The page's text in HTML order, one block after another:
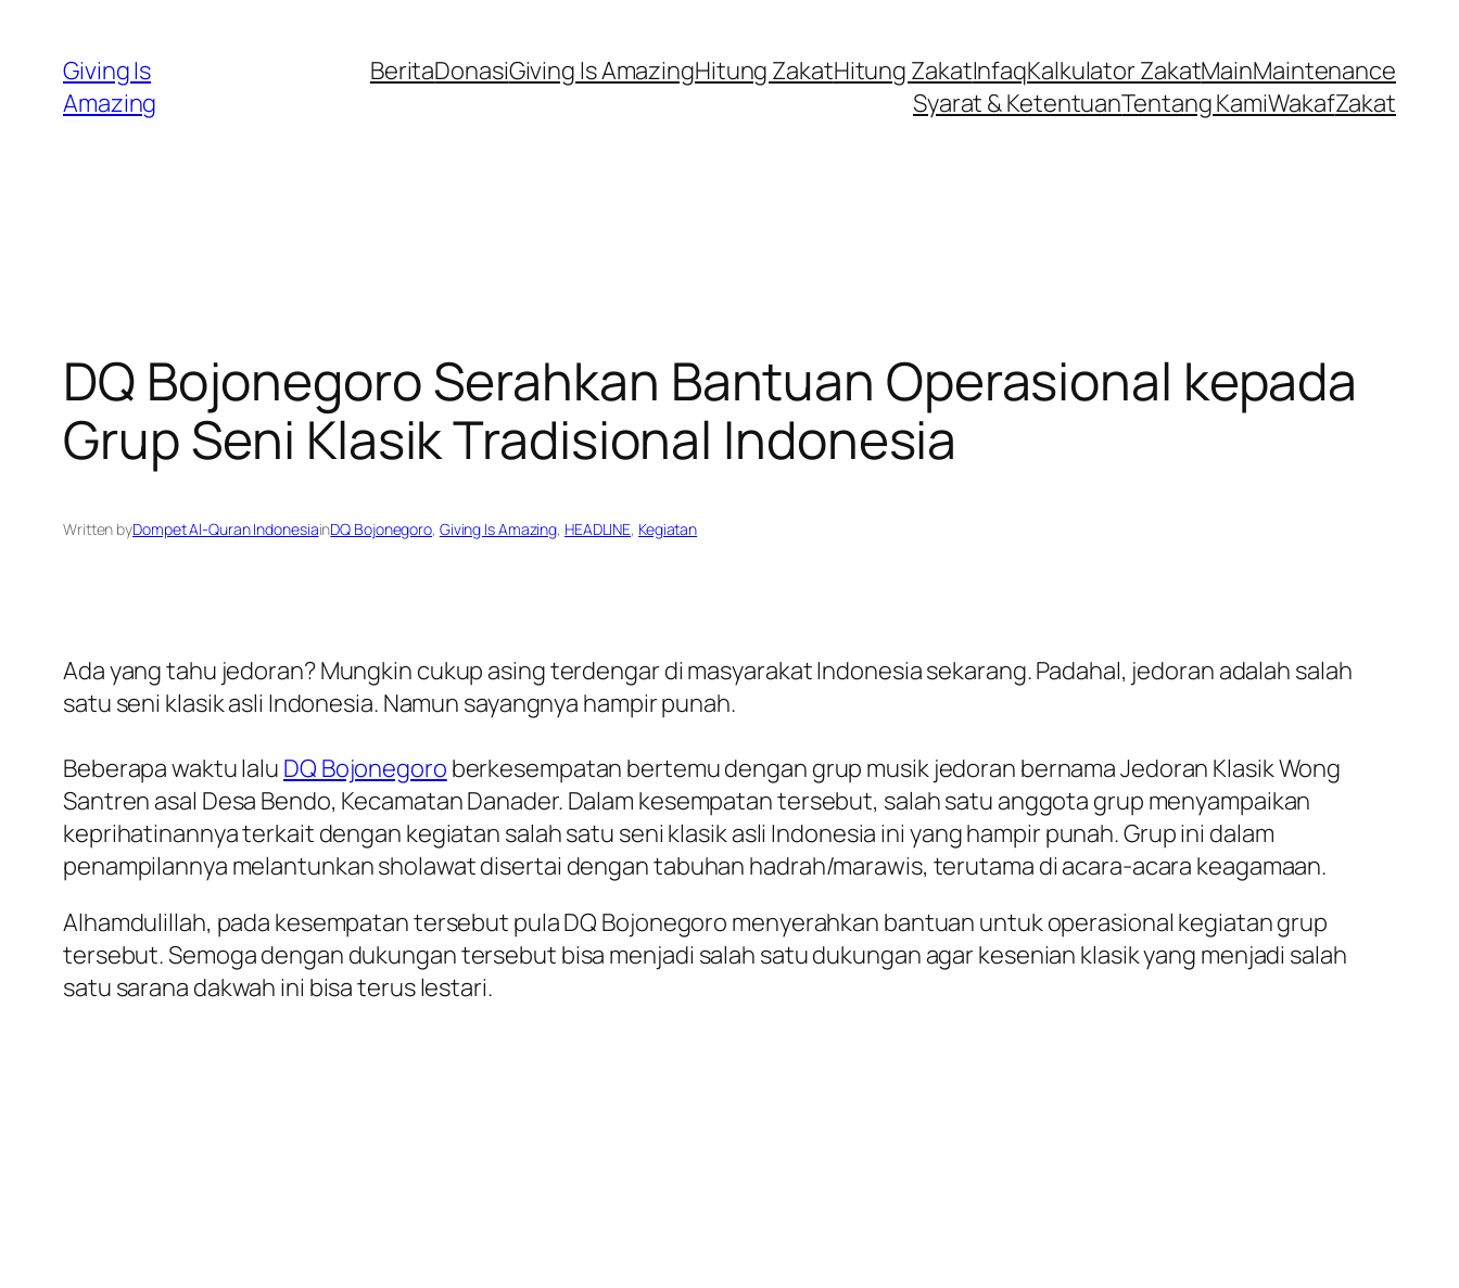
content
Giving Is
Amazing
BeritaDonasiGiving Is AmazingHitung ZakatHitung ZakatInfaqKalkulator ZakatMainMaintenance
Syarat & KetentuanTentang KamiWakafZakat
DQ Bojonegoro Serahkan Bantuan Operasional kepada
Grup Seni Klasik Tradisional Indonesia
Written byDompet Al-Quran IndonesiainDQ Bojonegoro, Giving Is Amazing, HEADLINE, Kegiatan
Ada yang tahu jedoran? Mungkin cukup asing terdengar di masyarakat Indonesia sekarang. Padahal, jedoran adalah salah
satu seni klasik asli Indonesia. Namun sayangnya hampir punah.
Beberapa waktu lalu DQ Bojonegoro berkesempatan bertemu dengan grup musik jedoran bernama Jedoran Klasik Wong
Santren asal Desa Bendo, Kecamatan Danader. Dalam kesempatan tersebut, salah satu anggota grup menyampaikan
keprihatinannya terkait dengan kegiatan salah satu seni klasik asli Indonesia ini yang hampir punah. Grup ini dalam
penampilannya melantunkan sholawat disertai dengan tabuhan hadrah/marawis, terutama di acara-acara keagamaan.
Alhamdulillah, pada kesempatan tersebut pula DQ Bojonegoro menyerahkan bantuan untuk operasional kegiatan grup
tersebut. Semoga dengan dukungan tersebut bisa menjadi salah satu dukungan agar kesenian klasik yang menjadi salah
satu sarana dakwah ini bisa terus lestari.